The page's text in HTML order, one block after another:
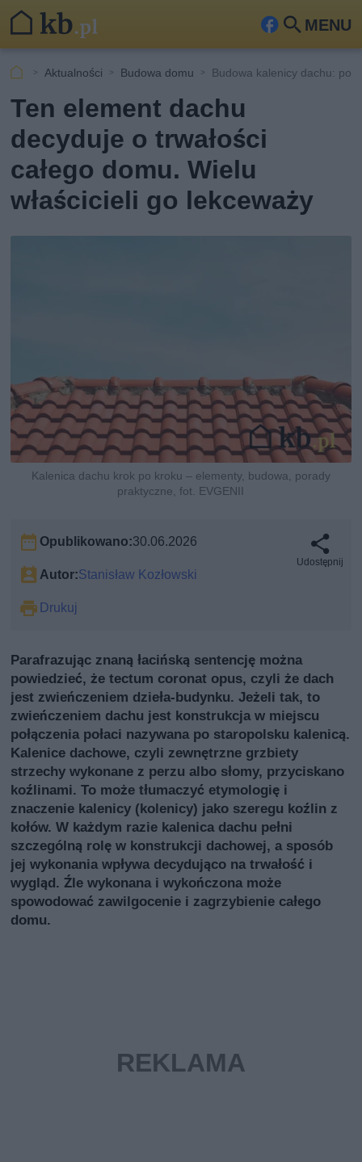
MENU
Fa
ook
Szu
kaj
Aktualności Budowa domu Budowa kalenicy dachu:
Ten element dachu
decyduje o trwałości
całego domu. Wielu
właścicieli go lekceważy
Kalenica dachu krok po kroku – elementy, budowa, porady
praktyczne, fot. EVGENII
Opublikowano:30.06.2026
Autor:Stanisław Kozłowski
Drukuj
Udostępnij
Parafrazując znaną łacińską sentencję można
powiedzieć, że tectum coronat opus, czyli że dach
jest zwieńczeniem dzieła-budynku. Jeżeli tak, to
zwieńczeniem dachu jest konstrukcja w miejscu
połączenia połaci nazywana po staropolsku kalenicą.
Kalenice dachowe, czyli zewnętrzne grzbiety
strzechy wykonane z perzu albo słomy, przyciskano
koźlinami. To może tłumaczyć etymologię i
znaczenie kalenicy (kolenicy) jako szeregu koźlin z
kołów. W każdym razie kalenica dachu pełni
szczególną rolę w konstrukcji dachowej, a sposób
jej wykonania wpływa decydująco na trwałość i
wygląd. Źle wykonana i wykończona może
spowodować zawilgocenie i zagrzybienie całego
domu.